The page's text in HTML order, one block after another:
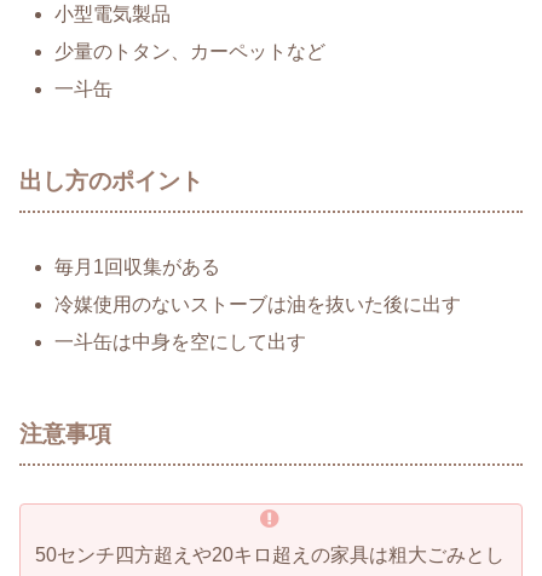
小型電気製品
少量のトタン、カーペットなど
一斗缶
出し方のポイント
毎月1回収集がある
冷媒使用のないストーブは油を抜いた後に出す
一斗缶は中身を空にして出す
注意事項
50センチ四方超えや20キロ超えの家具は粗大ごみとし